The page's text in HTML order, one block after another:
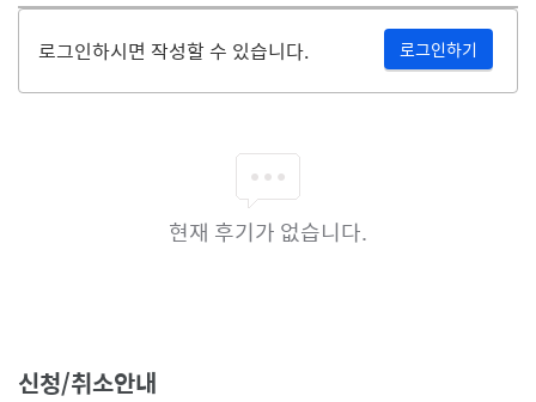
로그인하시면 작성할 수 있습니다. 로그인하기
현재 후기가 없습니다.
신청/취소안내